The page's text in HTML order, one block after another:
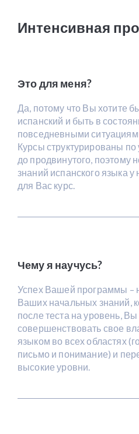
Интенсивная
Это для меня?
Да, потому что Вы хотите
испанский и быть в
повседневными
Курсы структурированы по
до продвинутого, поэтому
знаний испанского языка
для Вас курс.
Чему я научусь?
Успех Вашей программы –
Ваших начальных знаний,
после теста на уровень, Вы
совершенствовать свое
языком во всех областях
письмо и понимание) и
высокие уровни.